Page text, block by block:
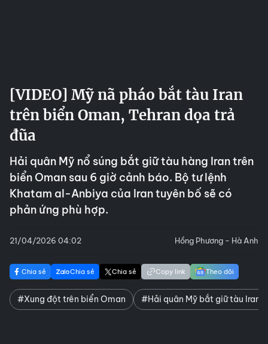
[VIDEO] Mỹ nã pháo bắt tàu Iran
trên biển Oman, Tehran dọa trả
đũa
Hải quân Mỹ nổ súng bắt giữ tàu hàng Iran trên
biển Oman sau 6 giờ cảnh báo. Bộ tư lệnh
Khatam al-Anbiya của Iran tuyên bố sẽ có
phản ứng phù hợp.
21/04/2026 04:02 Hồng Phương - Hà Anh
Chia sẻ Chia sẻ Chia sẻ Copy link Theo dõi
#Xung đột trên biển Oman #Hải quân Mỹ bắt giữ tàu Iran